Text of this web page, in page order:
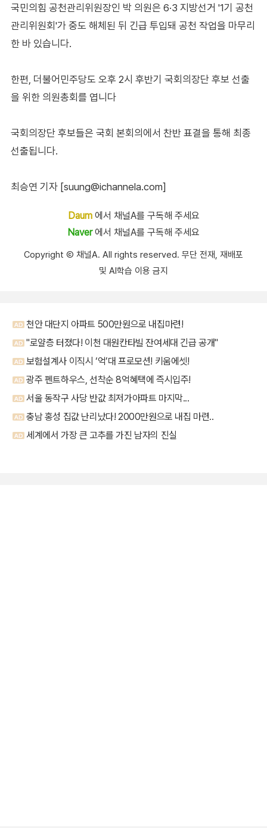
국민의힘 공천관리위원장인 박 의원은 6·3 지방선거 '1기 공천
관리위원회'가 중도 해체된 뒤 긴급 투입돼 공천 작업을 마무리
한 바 있습니다.
한편, 더불어민주당도 오후 2시 후반기 국회의장단 후보 선출
을 위한 의원총회를 엽니다
국회의장단 후보들은 국회 본회의에서 찬반 표결을 통해 최종
선출됩니다.
최승연 기자 [suung@ichannela.com]
Daum에서 채널A를 구독해 주세요
Naver에서 채널A를 구독해 주세요
Copyright Ⓒ 채널A. All rights reserved. 무단 전재, 재배포
및 AI학습 이용 금지